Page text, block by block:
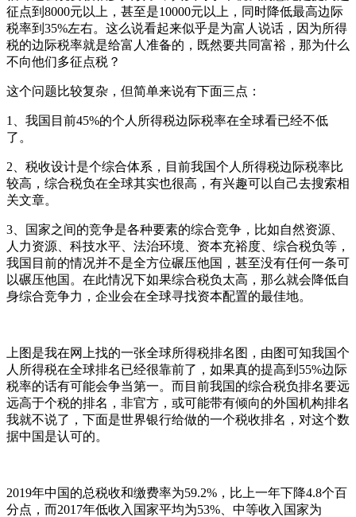
征点到8000元以上，甚至是10000元以上，同时降低最高边际
税率到35%左右。这么说看起来似乎是为富人说话，因为所得
税的边际税率就是给富人准备的，既然要共同富裕，那为什么
不向他们多征点税？
这个问题比较复杂，但简单来说有下面三点：
1、我国目前45%的个人所得税边际税率在全球看已经不低
了。
2、税收设计是个综合体系，目前我国个人所得税边际税率比
较高，综合税负在全球其实也很高，有兴趣可以自己去搜索相
关文章。
3、国家之间的竞争是各种要素的综合竞争，比如自然资源、
人力资源、科技水平、法治环境、资本充裕度、综合税负等，
我国目前的情况并不是全方位碾压他国，甚至没有任何一条可
以碾压他国。在此情况下如果综合税负太高，那么就会降低自
身综合竞争力，企业会在全球寻找资本配置的最佳地。
上图是我在网上找的一张全球所得税排名图，由图可知我国个
人所得税在全球排名已经很靠前了，如果真的提高到55%边际
税率的话有可能会争当第一。而目前我国的综合税负排名要远
远高于个税的排名，非官方，或可能带有倾向的外国机构排名
我就不说了，下面是世界银行给做的一个税收排名，对这个数
据中国是认可的。
2019年中国的总税收和缴费率为59.2%，比上一年下降4.8个百
分点，而2017年低收入国家平均为53%、中等收入国家为